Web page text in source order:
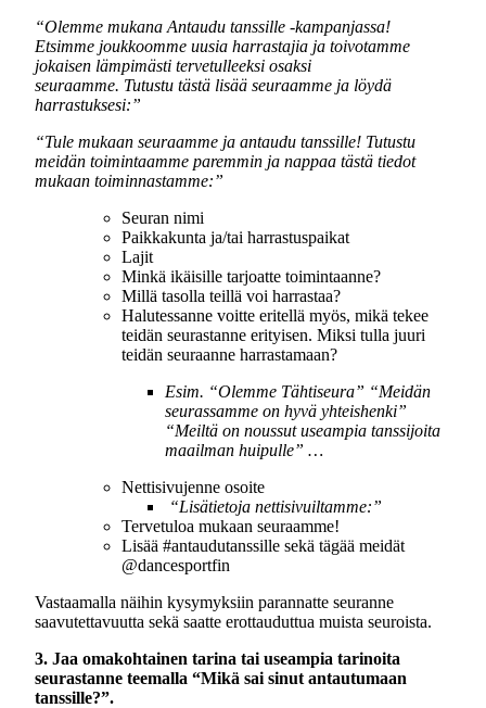
“Olemme mukana Antaudu tanssille -kampanjassa!
Etsimme joukkoomme uusia harrastajia ja toivotamme
jokaisen lämpimästi tervetulleeksi osaksi
seuraamme. Tutustu tästä lisää seuraamme ja löydä
harrastuksesi:”
“Tule mukaan seuraamme ja antaudu tanssille! Tutustu
meidän toimintaamme paremmin ja nappaa tästä tiedot
mukaan toiminnastamme:”
Seuran nimi
Paikkakunta ja/tai harrastuspaikat
Lajit
Minkä ikäisille tarjoatte toimintaanne?
Millä tasolla teillä voi harrastaa?
Halutessanne voitte eritellä myös, mikä tekee
teidän seurastanne erityisen. Miksi tulla juuri
teidän seuraanne harrastamaan?
Esim. “Olemme Tähtiseura” “Meidän
seurassamme on hyvä yhteishenki”
“Meiltä on noussut useampia tanssijoita
maailman huipulle” …
Nettisivujenne osoite
“Lisätietoja nettisivuiltamme:”
Tervetuloa mukaan seuraamme!
Lisää #antaudutanssille sekä tägää meidät
@dancesportfin
Vastaamalla näihin kysymyksiin parannatte seuranne
saavutettavuutta sekä saatte erottauduttua muista seuroista.
3. Jaa omakohtainen tarina tai useampia tarinoita
seurastanne teemalla “Mikä sai sinut antautumaan
tanssille?”.